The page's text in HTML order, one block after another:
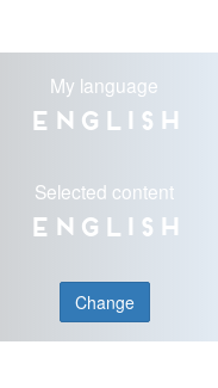
My language
English
Selected content
English
Change